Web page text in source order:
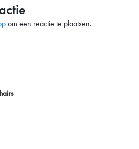
om een reactie te plaatsen.